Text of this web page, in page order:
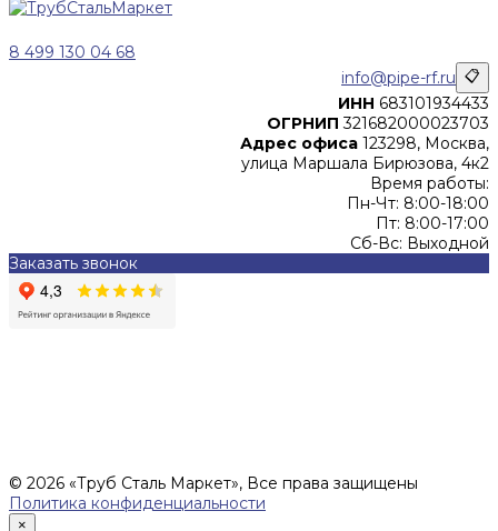
8 499 130 04 68
info@pipe-rf.ru 📋
ИНН 683101934433
ОГРНИП 321682000023703
Адрес офиса 123298, Москва,
улица Маршала Бирюзова, 4к2
Время работы:
Пн-Чт: 8:00-18:00
Пт: 8:00-17:00
Сб-Вс: Выходной
Заказать звонок
© 2026 «Труб Сталь Маркет», Все права защищены
Политика конфиденциальности
×